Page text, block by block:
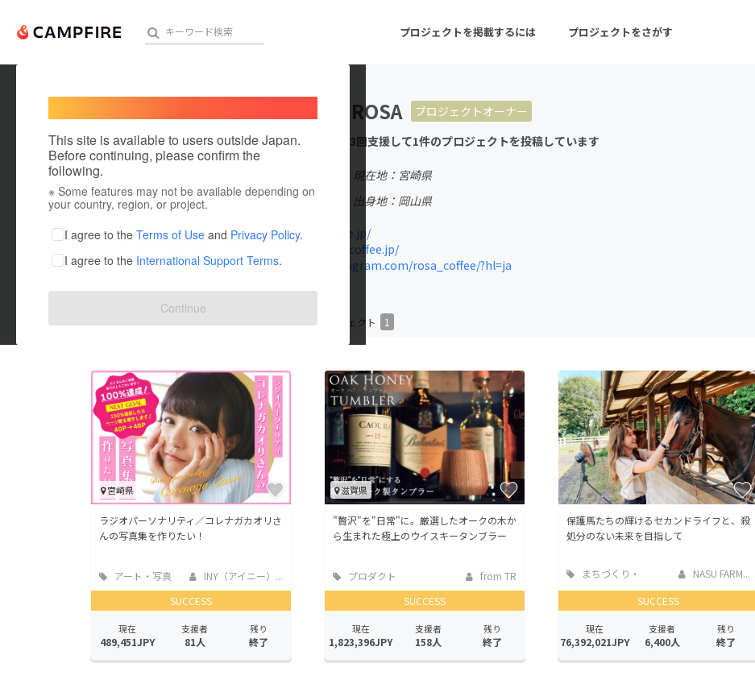
プロジェクトを掲載するには プロジェクトをさがす
人気のプロジェクト 注目のリターン 注目の新着プロジェクト
アート・写真 音楽
テクノロジー・ガジェット
映像・映画
書籍・雑誌出版
ビジネス・起業
まちづくり・地域活性化
CAMPFIRE for Social Good
CAMPFIRE Creation
CAMPFIREふるさと納税
machi-ya コミュニティ
This site is available to users outside Japan.
Before continuing, please confirm the
following.
※ Some features may not be available depending on
your country, region, or project.
I agree to the Terms of Use and Privacy Policy.
I agree to the International Support Terms.
Continue
KOUSHIROSA
プロジェクトオーナー
これまでに3回支援して1件のプロジェクトを投稿しています
現在地：宮崎県
出身国：日本
出身地：岡山県
rosacoffee.jp/
www.rosacoffee.jp/
www.instagram.com/rosa_coffee/?hl=ja
支援したプロジェクト 3 投稿した プロジェクト 1
宮崎県
ラジオパーソナリティ／コレナガカオリさ
んの写真集を作りたい！
アート・写真
INY（アイニー）...
SUCCESS
現在
489,451JPY
支援者
81人
残り
終了
滋賀県
"贅沢"を"日常"に。厳選したオークの木か
ら生まれた極上のウイスキータンブラー
プロダクト
from TR
SUCCESS
現在
1,823,396JPY
支援者
158人
残り
終了
保護馬たちの輝けるセカンドライフと、殺
処分のない未来を目指して
まちづくり・
地域活性化
NASU FARM...
SUCCESS
現在
76,392,021JPY
支援者
6,400人
残り
終了